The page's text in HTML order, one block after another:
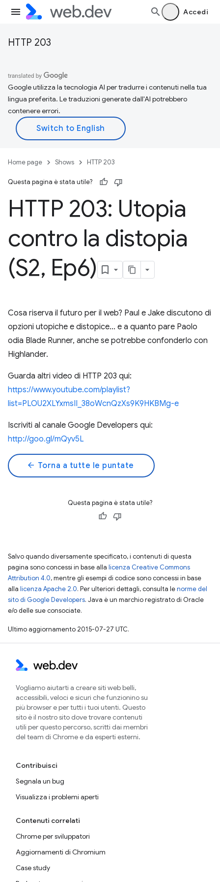
Accedi
HTTP 203
Google utilizza la tecnologia AI per tradurre i contenuti nella tua
lingua preferita. Le traduzioni generate dall'AI potrebbero
contenere errori.
Home page Shows HTTP 203
Questa pagina è stata utile?
HTTP 203: Utopia
contro la distopia
(S2, Ep6)
Cosa riserva il futuro per il web? Paul e Jake discutono di
opzioni utopiche e distopice... e a quanto pare Paolo
odia Blade Runner, anche se potrebbe confonderlo con
Highlander.
Guarda altri video di HTTP 203 qui:
https://www.youtube.com/playlist?
list=PLOU2XLYxmsII_38oWcnQzXs9K9HKBMg-e
Iscriviti al canale Google Developers qui:
http://goo.gl/mQyv5L
arrow_back Torna a tutte le puntate
Questa pagina è stata utile?
Salvo quando diversamente specificato, i contenuti di questa
pagina sono concessi in base alla licenza Creative Commons
Attribution 4.0, mentre gli esempi di codice sono concessi in base
alla licenza Apache 2.0. Per ulteriori dettagli, consulta lenorme del
sito di Google Developers. Java è un marchio registrato di Oracle
e/o delle sue consociate.
Ultimo aggiornamento 2015-07-27 UTC.
Vogliamo aiutarti a creare siti web belli,
accessibili, veloci e sicuri che funzionino su
più browser e per tutti i tuoi utenti. Questo
sito è il nostro sito dove trovare contenuti
utili per questo percorso, scritti dai membri
del team di Chrome e da esperti esterni.
Contribuisci
Segnala un bug
Visualizza i problemi aperti
Contenuti correlati
Chrome per sviluppatori
Aggiornamenti di Chromium
Case study